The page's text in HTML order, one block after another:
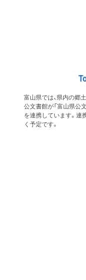
富山県では、県内の郷
公文書館が「富山県公
を連携しています。連
く予定です。